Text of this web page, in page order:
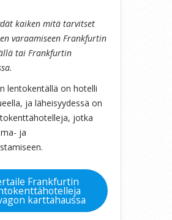
kaiken mitä tarvitset
varaamiseen Frankfurtin
tai Frankfurtin
lentokentällä on hotelli
ja läheisyydessä on
jotka
ja
Frankfurtin
karttahaussa